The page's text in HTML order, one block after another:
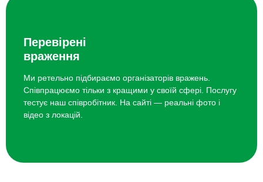
Перевірені
враження
Ми ретельно підбираємо організаторів вражень.
Співпрацюємо тільки з кращими у своїй сфері. Послугу
тестує наш співробітник. На сайті — реальні фото і
відео з локацій.